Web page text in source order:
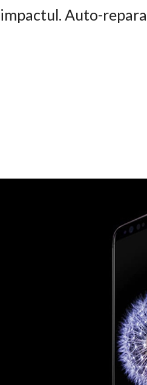
impactul. Auto-